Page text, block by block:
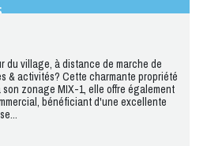
du village, à distance de marche de
& activités? Cette charmante propriété
zonage MIX-1, elle offre également
bénéficiant d'une excellente